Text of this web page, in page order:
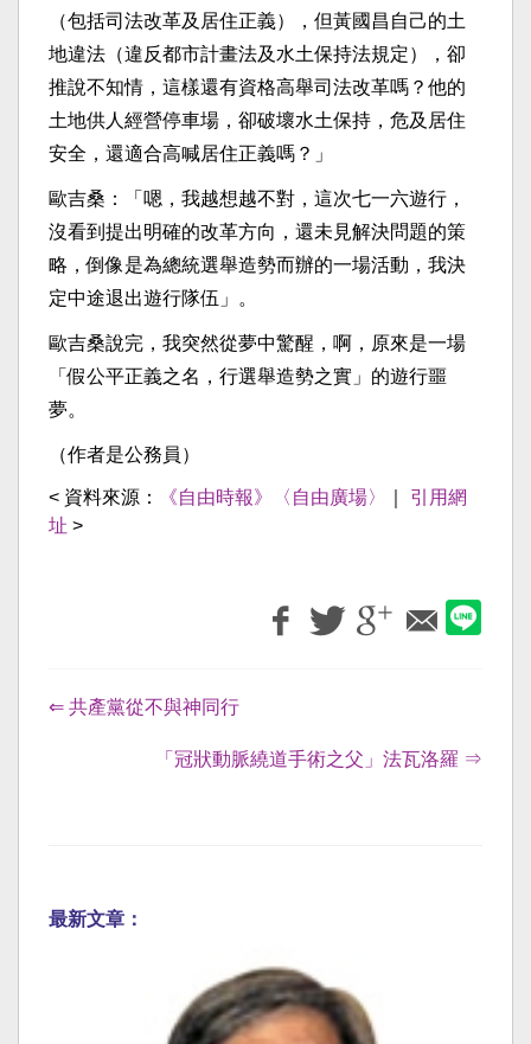
（包括司法改革及居住正義），但黃國昌自己的土
地違法（違反都市計畫法及水土保持法規定），卻
推說不知情，這樣還有資格高舉司法改革嗎？他的
土地供人經營停車場，卻破壞水土保持，危及居住
安全，還適合高喊居住正義嗎？」
歐吉桑：「嗯，我越想越不對，這次七一六遊行，
沒看到提出明確的改革方向，還未見解決問題的策
略，倒像是為總統選舉造勢而辦的一場活動，我決
定中途退出遊行隊伍」。
歐吉桑說完，我突然從夢中驚醒，啊，原來是一場
「假公平正義之名，行選舉造勢之實」的遊行噩
夢。
（作者是公務員）
< 資料來源： 《自由時報》〈自由廣場〉
引用網
址 >
⇐ 共產黨從不與神同行
「冠狀動脈繞道手術之父」法瓦洛羅 ⇒
最新文章：